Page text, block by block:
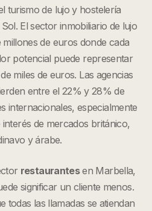
turismo de lujo y hostelería
El sector inmobiliario de lujo
de euros donde cada
potencial puede representar
miles de euros. Las agencias
entre el 22% y 28% de
internacionales, especialmente
de mercados británico,
y árabe.
restaurantesen Marbella,
significar un cliente menos.
todas las llamadas se atiendan